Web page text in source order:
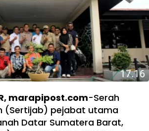
marapipost.com-Serah
(Sertijab) pejabat utama
Datar Sumatera Barat,